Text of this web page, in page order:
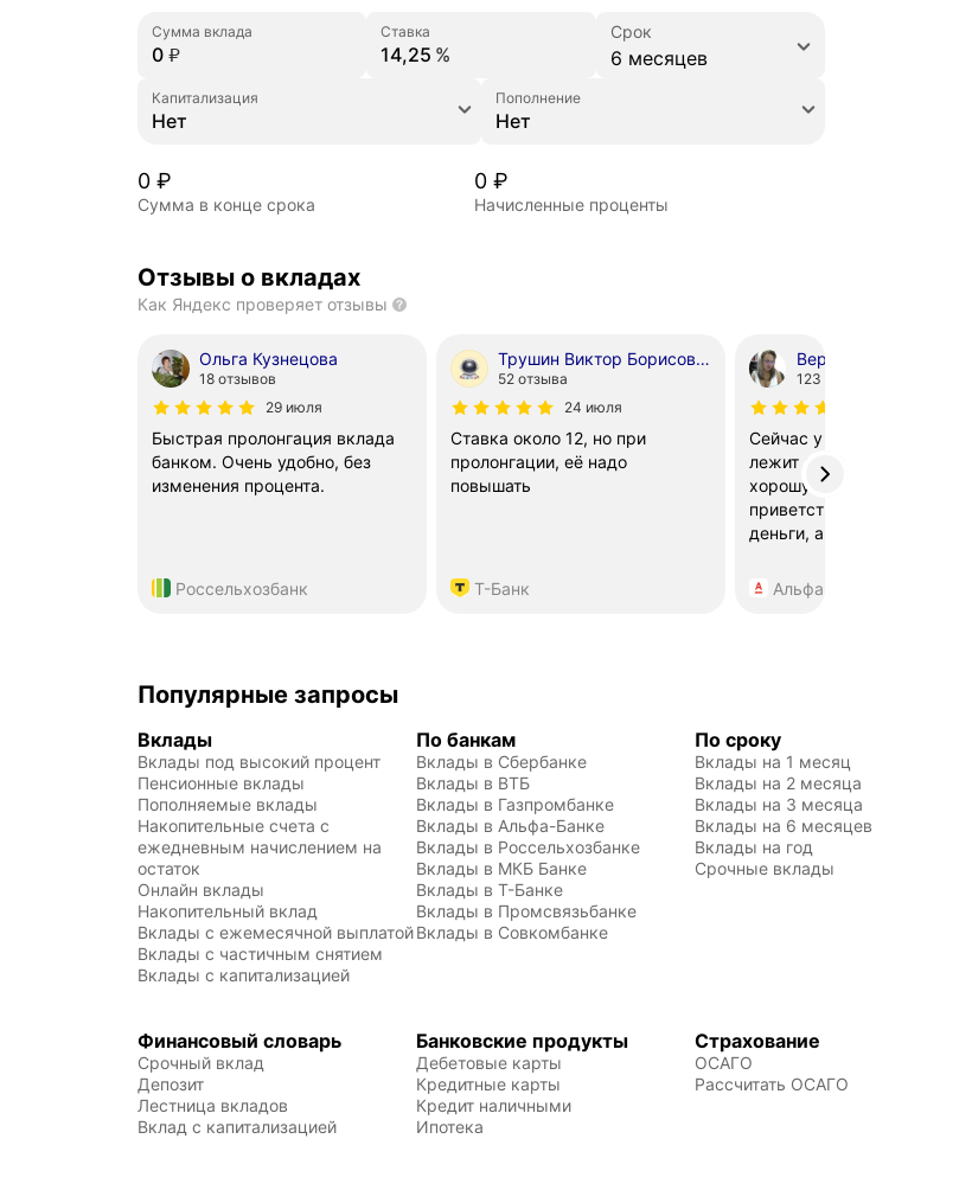
₽
Сумма вклада
%
Ставка
6 месяцев
Срок
Капитализация Пополнение
Сумма в конце срока
0 ₽
Начисленные проценты
0 ₽
Отзывы о вкладах
Как Яндекс проверяет отзывы
Ольга Кузнецова
18 отзывов
29 июля
Быстрая пролонгация вклада
банком. Очень удобно, без
изменения процента.
Россельхозбанк
Трушин Виктор Борисович
52 отзыва
24 июля
Ставка около 12, но при
пролонгации, её надо
повышать
Т-Банк
Веруня
123 отзыва
Сейчас у меня здесь вклад
лежит до конца июля под
хорошую ставку,
приветственную, на новые
деньги, а потом посмотрим
Альфа-Банк
Популярные запросы
Вклады
Вклады под высокий процент
Пенсионные вклады
Пополняемые вклады
Накопительные счета с
ежедневным начислением на
остаток
Онлайн вклады
Накопительный вклад
Вклады с ежемесячной выплатой
Вклады с частичным снятием
Вклады с капитализацией
По банкам
Вклады в Сбербанке
Вклады в ВТБ
Вклады в Газпромбанке
Вклады в Альфа-Банке
Вклады в Россельхозбанке
Вклады в МКБ Банке
Вклады в Т-Банке
Вклады в Промсвязьбанке
Вклады в Совкомбанке
По сроку
Вклады на 1 месяц
Вклады на 2 месяца
Вклады на 3 месяца
Вклады на 6 месяцев
Вклады на год
Срочные вклады
Финансовый словарь
Срочный вклад
Депозит
Лестница вкладов
Вклад с капитализацией
Банковские продукты
Дебетовые карты
Кредитные карты
Кредит наличными
Ипотека
Страхование
ОСАГО
Рассчитать ОСАГО